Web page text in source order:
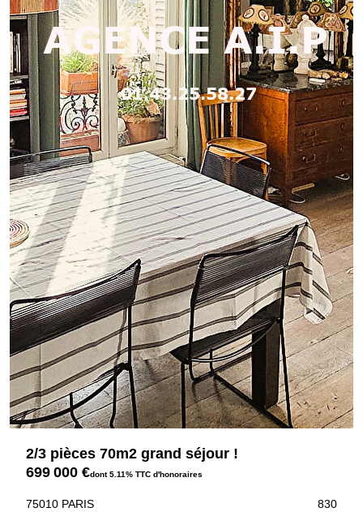
2/3 pièces 70m2 grand séjour !
699 000 €dont 5.11% TTC d'honoraires
75010 PARIS 830